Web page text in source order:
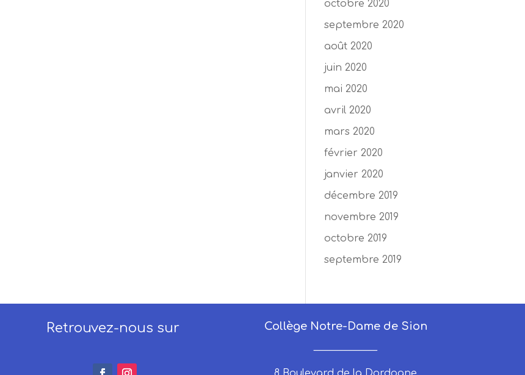
octobre 2020
septembre 2020
août 2020
juin 2020
mai 2020
avril 2020
mars 2020
février 2020
janvier 2020
décembre 2019
novembre 2019
octobre 2019
septembre 2019
Retrouvez-nous sur Collège Notre-Dame de Sion